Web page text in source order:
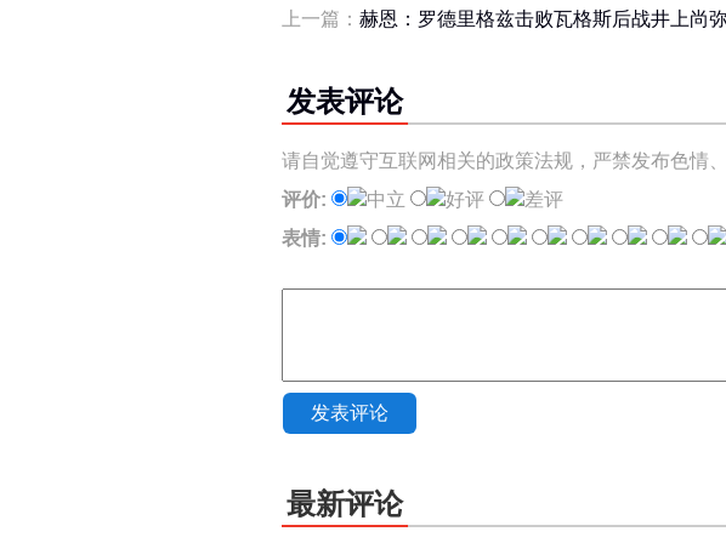
上一篇： 赫恩：罗德里格兹击败瓦格斯后战井上尚
发表评论
请自觉遵守互联网相关的政策法规，严禁发布色情
评价:
中立 好评
差评
表情:
发表评论
最新评论